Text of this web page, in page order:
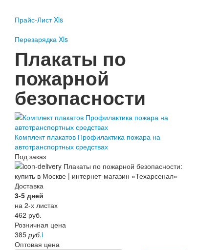
Статьи
Публичная оферта
Сертификаты
Контакты
Пожарное оборудование
Перезарядка
Перезарядка ОП
Перезарядка ОУ
Перезарядка ОВП
Доставка
Оплата
Гарантии
О нас
Статьи
Публичная оферта
Прайс-Лист Xls
Перезарядка Xls
Плакаты по
пожарной
безопасности
Комплект плакатов Профилактика пожара на
автотранспортных средствах
Под заказ
Доставка
3-5 дней
на 2-х листах
462 руб.
Розничная цена
385 руб.i
Оптовая цена